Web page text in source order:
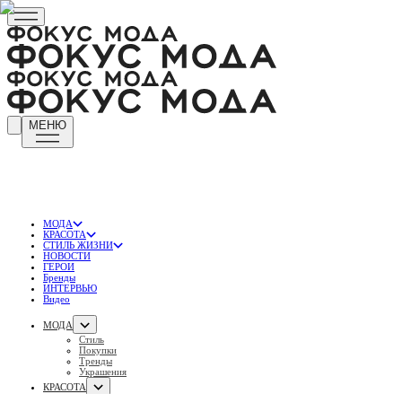
МЕНЮ
МОДА
КРАСОТА
СТИЛЬ ЖИЗНИ
НОВОСТИ
ГЕРОИ
Бренды
ИНТЕРВЬЮ
Видео
МОДА
Стиль
Покупки
Тренды
Украшения
КРАСОТА